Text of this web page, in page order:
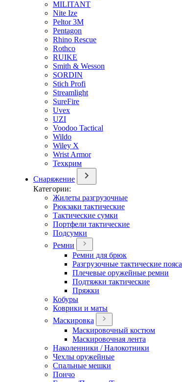
MILITANT
Nite Ize
Peltor 3M
Pentagon
Rhino Rescue
Rothco
RUIKE
Smith & Wesson
SORDIN
Stich Profi
Streamlight
SureFire
Uvex
UZI
Voodoo Tactical
Wildo
Wiley X
Wrist Armor
Техкрим
Снаряжение
Категории:
Жилеты разгрузочные
Рюкзаки тактические
Тактические сумки
Портфели тактические
Подсумки
Ремни
Ремни для брюк
Разгрузочные тактические пояса
Плечевые оружейные ремни
Подтяжки тактические
Пряжки
Кобуры
Коврики и маты
Маскировка
Маскировочный костюм
Маскировочная лента
Наколенники / Налокотники
Чехлы оружейные
Спальные мешки
Пончо